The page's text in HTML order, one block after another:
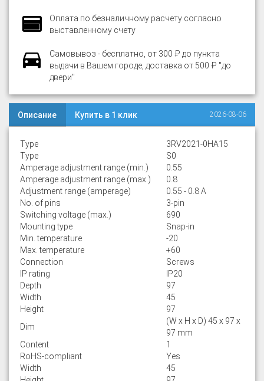
Оплата по безналичному расчету согласно
выставленному счету
Самовывоз - бесплатно, от 300 ₽ до пункта
выдачи в Вашем городе, доставка от 500 ₽ "до
двери"
Описание Купить в 1 клик 2026-08-06
Type
3RV2021-0HA15
Type
S0
Amperage adjustment range (min.)
0.55
Amperage adjustment range (max.)
0.8
Adjustment range (amperage)
0.55 - 0.8 A
No. of pins
3-pin
Switching voltage (max.)
690
Mounting type
Snap-in
Min. temperature
-20
Max. temperature
+60
Connection
Screws
IP rating
IP20
Depth
97
Width
45
Height
97
Dim
(W x H x D) 45 x 97 x
97 mm
Content
1
RoHS-compliant
Yes
Width
45